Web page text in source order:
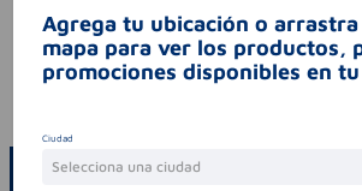
consultar al médico.
síntomas .
contraindicaciones .
ESCRIBE UN
Agrega tu ubicación o arrastra
mapa para ver los productos,
promociones disponibles en
Ciudad
Selecciona una ciudad